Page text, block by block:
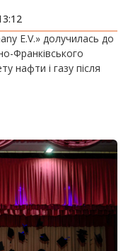
E.V.» долучилась до
Франківського
нафти і газу після